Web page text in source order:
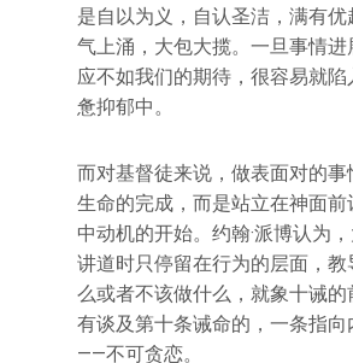
是自以为义，自认圣洁，满有优
气上涌，大包大揽。一旦事情进
应不如我们的期待，很容易就陷
惫抑郁中。
而对基督徒来说，做表面对的事
生命的完成，而是站立在神面
中动机的开始。约翰·派博认为
讲道时只停留在行为的层面，
么或者不该做什么，就象十诫
有谈及第十条诫命的，一条指向
——不可贪恋。